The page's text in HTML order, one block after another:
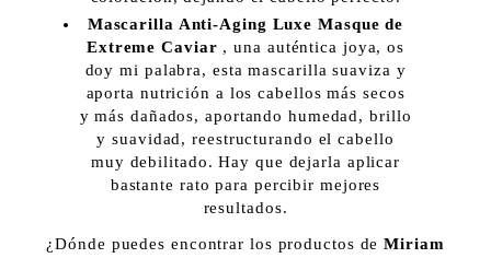
Mascarilla Anti-Aging Luxe Masque de
Extreme Caviar , una auténtica joya, os
doy mi palabra, esta mascarilla suaviza y
aporta nutrición a los cabellos más secos
y más dañados, aportando humedad, brillo
y suavidad, reestructurando el cabello
muy debilitado. Hay que dejarla aplicar
bastante rato para percibir mejores
resultados.
¿Dónde puedes encontrar los productos deMiriam